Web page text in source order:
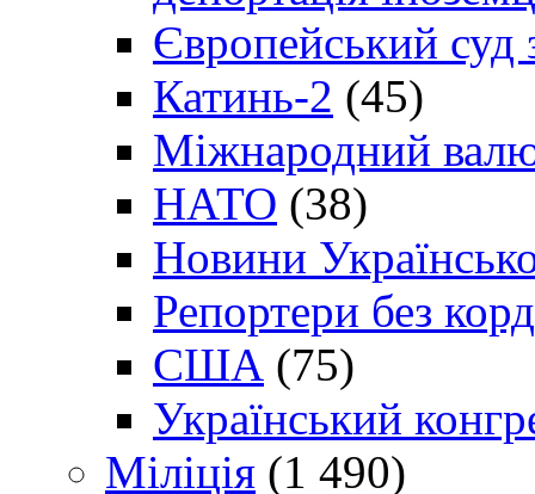
Європейський
Катинь-2 (45)
Міжнародний
НАТО (38)
Новини
Репортери без
США (75)
Український
Міліція (1 490)